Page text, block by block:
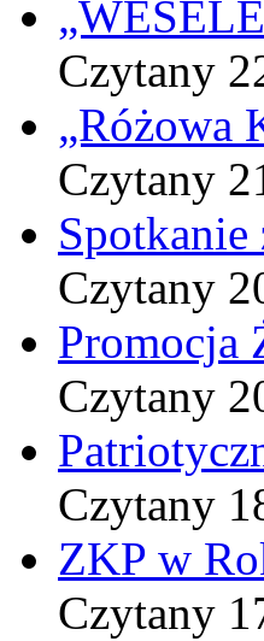
Czytany
„Różowa
Czytany
Spotkanie
Czytany
Promocja
Czytany
Czytany
ZKP w
Czytany